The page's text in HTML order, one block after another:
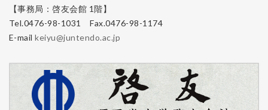
【事務局：啓友会館 1階】
Tel.0476-98-1031 Fax.0476-98-1174
E-mailkeiyu@juntendo.ac.jp